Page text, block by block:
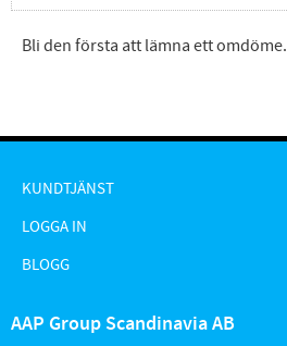
Bli den första att lämna ett omdöme.
KUNDTJÄNST
LOGGA IN
BLOGG
AAP Group Scandinavia AB